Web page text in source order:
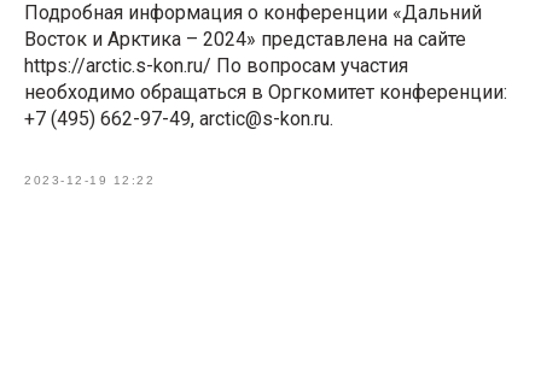
Подробная информация о конференции «Дальний
Восток и Арктика – 2024» представлена на сайте
https://arctic.s-kon.ru/ По вопросам участия
необходимо обращаться в Оргкомитет конференции:
+7 (495) 662-97-49, arctic@s-kon.ru.
2023-12-19 12:22